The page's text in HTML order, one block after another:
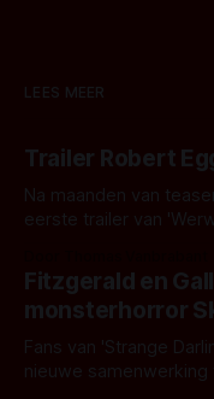
LEES MEER
Trailer Robert
Na maanden van
eerste trailer van
kille stijl vol folklore en
het het al raden?)...
Fitzgerald en
monsterhorror
Fans van 'Strange
nieuwe samenwerking